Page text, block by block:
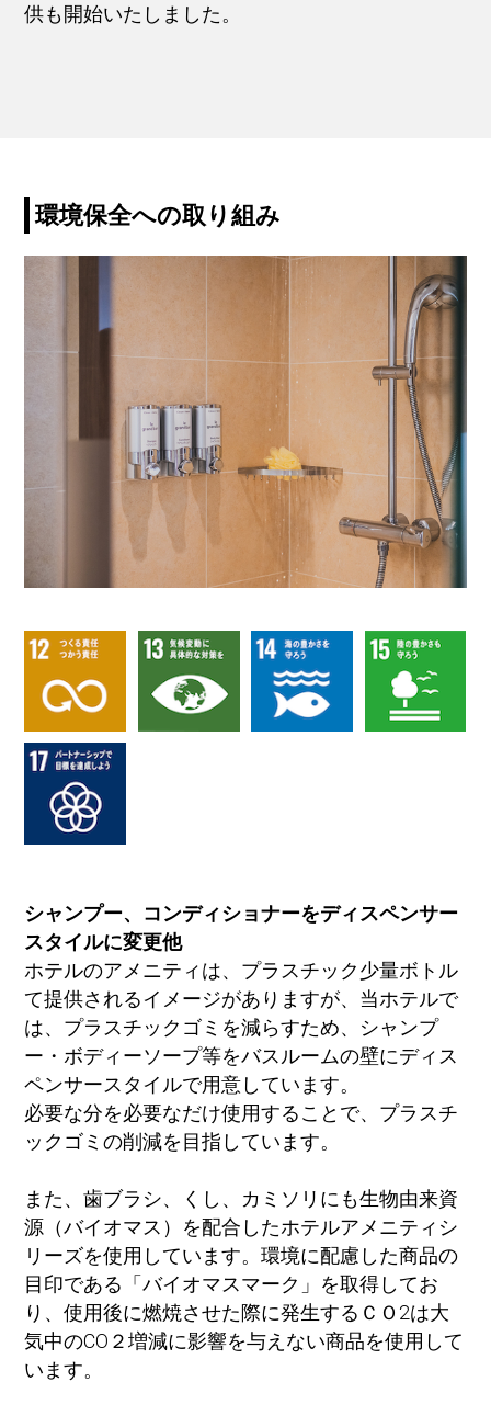
供も開始いたしました。
環境保全への取り組み
シャンプー、コンディショナーをディスペンサー
スタイルに変更他
ホテルのアメニティは、プラスチック少量ボトル
て提供されるイメージがありますが、当ホテルで
は、プラスチックゴミを減らすため、シャンプ
ー・ボディーソープ等をバスルームの壁にディス
ペンサースタイルで用意しています。
必要な分を必要なだけ使用することで、プラスチ
ックゴミの削減を目指しています。
また、歯ブラシ、くし、カミソリにも生物由来資
源（バイオマス）を配合したホテルアメニティシ
リーズを使用しています。環境に配慮した商品の
目印である「バイオマスマーク」を取得してお
り、使用後に燃焼させた際に発生するＣＯ2は大
気中のCO２増減に影響を与えない商品を使用して
います。